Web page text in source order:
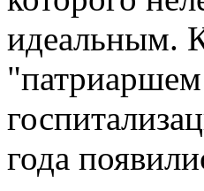
идеальным.
года